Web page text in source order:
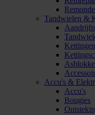
Tandwielen &
Kettingen
Accu's &
Accu's
Bougies